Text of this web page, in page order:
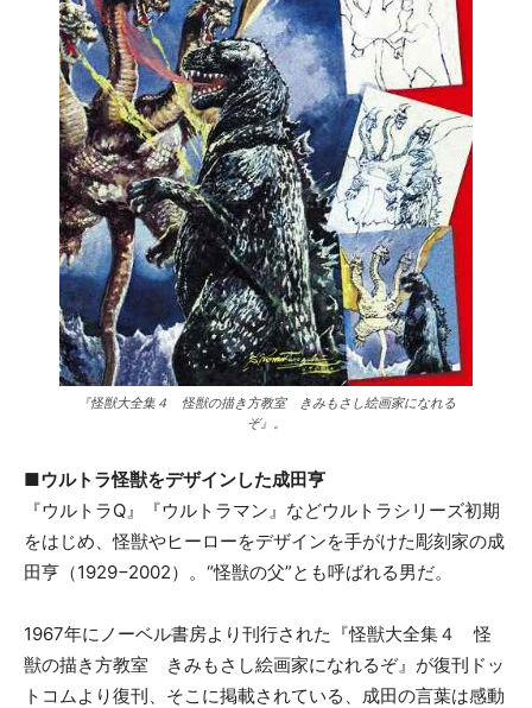
『怪獣大全集４ 怪獣の描き方教室 きみもさし絵画家になれる
ぞ』。
■ウルトラ怪獣をデザインした成田亨
『ウルトラQ』『ウルトラマン』などウルトラシリーズ初期
をはじめ、怪獣やヒーローをデザインを手がけた彫刻家の成
田亨（1929−2002）。“怪獣の父”とも呼ばれる男だ。
1967年にノーベル書房より刊行された『怪獣大全集４ 怪
獣の描き方教室 きみもさし絵画家になれるぞ』が復刊ドッ
トコムより復刊、そこに掲載されている、成田の言葉は感動